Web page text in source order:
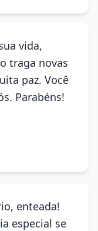
vida,
traga novas
paz. Você
Parabéns!
enteada!
especial se